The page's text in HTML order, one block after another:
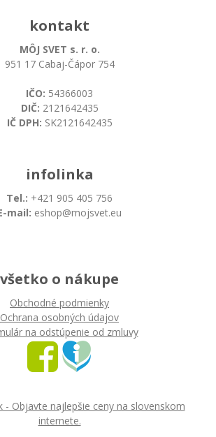
kontakt
MÔJ SVET s. r. o.
951 17 Cabaj-Čápor 754
IČO: 54366003
DIČ: 2121642435
IČ DPH: SK2121642435
infolinka
Tel.: +421 905 405 756
mail: eshop@mojsvet.eu
všetko o nákupe
Obchodné podmienky
Ochrana osobných údajov
na odstúpenie od zmluvy